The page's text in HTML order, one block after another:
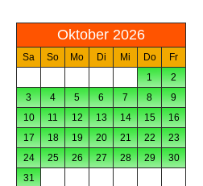
Oktober 2026
Sa So Mo Di Mi Do
Fr
1
2
3
4 5 6 7 8
9
10
11 12 13 14 15
16
17
18 19 20 21 22
23
24
25 26 27 28 29
30
31